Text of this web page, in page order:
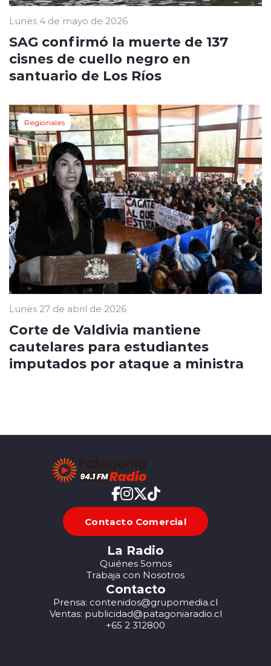
Lunes 4 de mayo de 2026
SAG confirmó la muerte de 137
cisnes de cuello negro en
santuario de Los Ríos
Regionales
Lunes 27 de abril de 2026
Corte de Valdivia mantiene
cautelares para estudiantes
imputados por ataque a ministra
Contacto Comercial
La Radio
Quiénes Somos
Trabaja con Nosotros
Contacto
Prensa: contenidos@grupomedia.cl
Ventas: publicidad@patagoniaradio.cl
+65 2 312800